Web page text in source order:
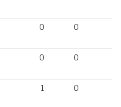
0 0
0 0
1 0